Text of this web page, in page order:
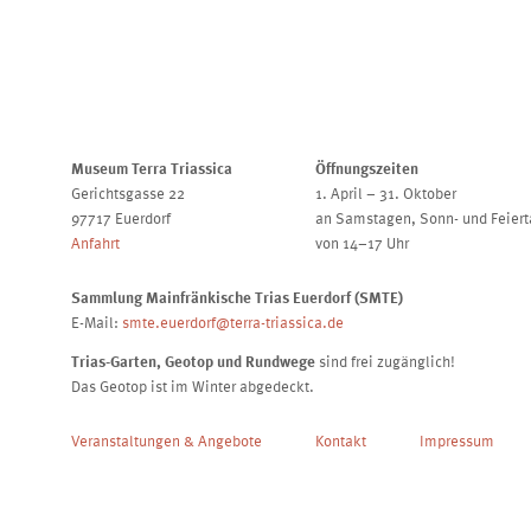
Museum Terra Triassica
Gerichtsgasse 22
97717 Euerdorf
Anfahrt
Öffnungszeiten
1. April – 31. Oktober
an Samstagen, Sonn- und
von 14–17 Uhr
Sammlung Mainfränkische Trias Euerdorf (SMTE)
E-Mail: smte.euerdorf@terra-triassica.de
Trias-Garten, Geotop und Rundwege sind frei zugänglich!
Das Geotop ist im Winter abgedeckt.
Veranstaltungen & Angebote Kontakt Impressum